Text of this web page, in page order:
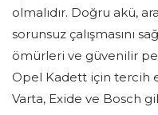
olmalıdır. Doğru akü,
sorunsuz çalışmasını
ömürleri ve güvenilir
Opel Kadett için tercih
Varta, Exide ve Bosch